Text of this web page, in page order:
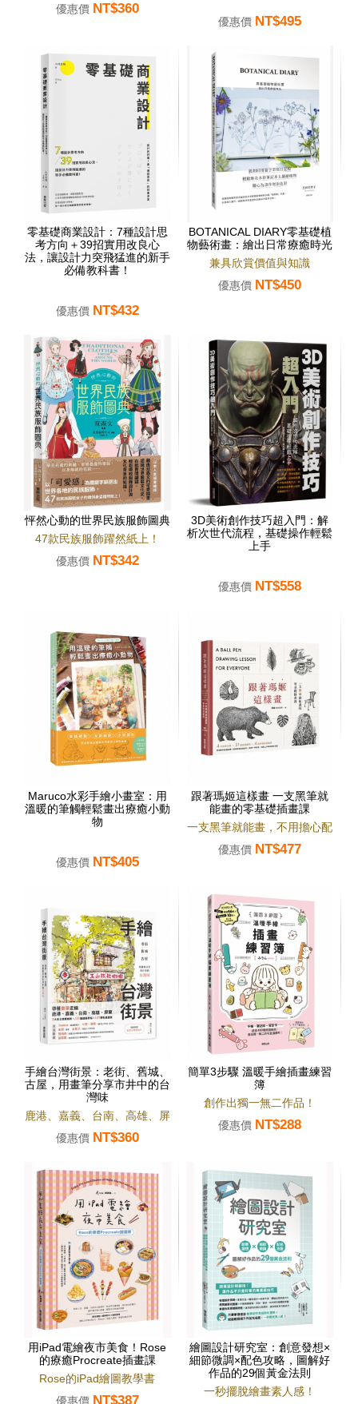
優惠價 NT$360
優惠價 NT$495
零基礎商業設計：7種設計思
考方向＋39招實用改良心
法，讓設計力突飛猛進的新手
必備教科書！
優惠價 NT$432
BOTANICAL DIARY零基礎植
物藝術畫：繪出日常療癒時光
兼具欣賞價值與知識
優惠價 NT$450
怦然心動的世界民族服飾圖典
47款民族服飾躍然紙上！
優惠價 NT$342
3D美術創作技巧超入門：解
析次世代流程，基礎操作輕鬆
上手
優惠價 NT$558
Maruco水彩手繪小畫室：用
溫暖的筆觸輕鬆畫出療癒小動
物
優惠價 NT$405
跟著瑪姬這樣畫 一支黑筆就
能畫的零基礎插畫課
一支黑筆就能畫，不用擔心配
色，附步驟影片，簡單好上
優惠價 NT$477
手繪台灣街景：老街、舊城、
古屋，用畫筆分享市井中的台
灣味
鹿港、嘉義、台南、高雄、屏
東145張街道速寫
優惠價 NT$360
簡單3步驟 溫暖手繪插畫練習
簿
創作出獨一無二作品！
優惠價 NT$288
用iPad電繪夜市美食！Rose
的療癒Procreate插畫課
Rose的iPad繪圖教學書
優惠價 NT$387
繪圖設計研究室：創意發想×
細節微調×配色攻略，圖解好
作品的29個黃金法則
一秒擺脫繪畫素人感！